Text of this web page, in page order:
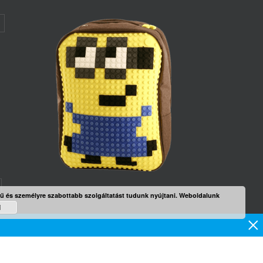
×
és személyre szabottabb szolgáltatást tudunk nyújtani. Weboldalunk